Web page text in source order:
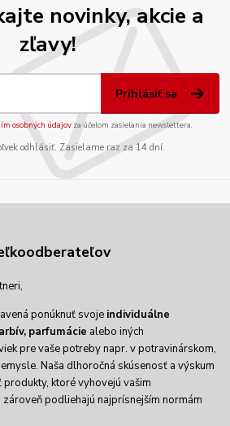
novinky, akcie a
zľavy!
Prihlásiť sa
osobných údajov za účelom zasielania newslettera.
odhlásiť. Zasielame raz za 14 dní.
ponúknuť svoje individuálne
parfumácie alebo iných
pre vaše potreby napr. v potravinárskom,
Naša dlhoročná skúsenosť a výskum
ktoré vyhovejú vašim
podliehajú najprísnejším normám